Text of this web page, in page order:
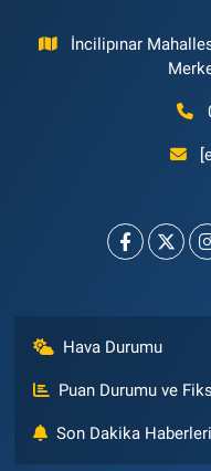
İncilipınar
Hava Durumu
Puan Durumu ve
Son Dakika Haberleri